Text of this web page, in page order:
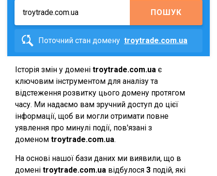
ПОШУК
Поточний стан домену troytrade.com.ua
Історія змін у домені troytrade.com.ua є
ключовим інструментом для аналізу та
відстеження розвитку цього домену протягом
часу. Ми надаємо вам зручний доступ до цієї
інформації, щоб ви могли отримати повне
уявлення про минулі події, пов'язані з
доменом troytrade.com.ua.
На основі нашої бази даних ми виявили, що в
домені troytrade.com.ua відбулося 3 подій, які